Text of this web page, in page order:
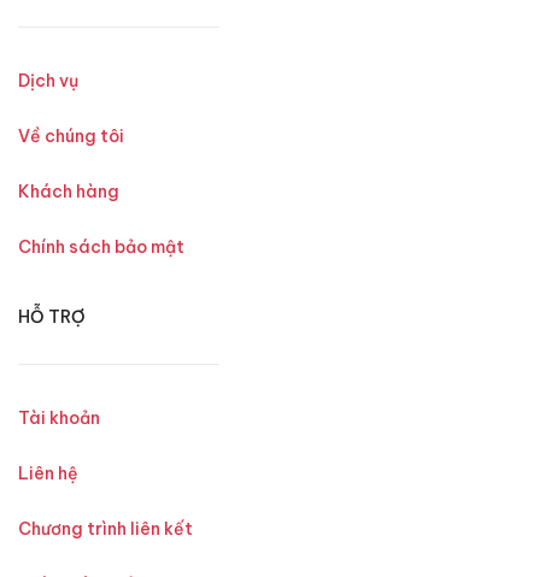
Dịch vụ
Về chúng tôi
Khách hàng
Chính sách bảo mật
HỖ TRỢ
Tài khoản
Liên hệ
Chương trình liên kết